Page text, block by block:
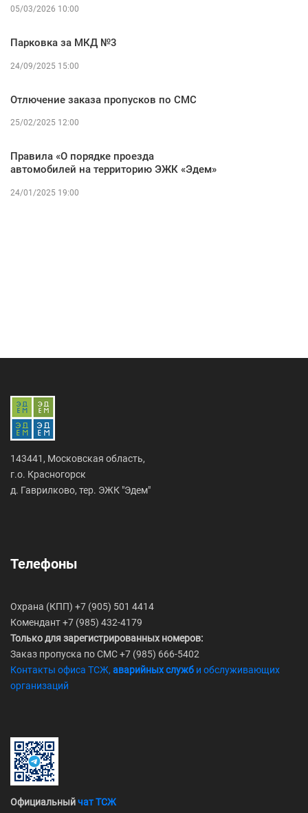
05/03/2026 10:00
Парковка за МКД №3
24/09/2025 15:00
Отлючение заказа пропусков по СМС
25/02/2025 12:00
Правила «О порядке проезда
автомобилей на территорию ЭЖК «Эдем»
24/01/2025 19:00
143441, Московская область,
г.о. Красногорск
д. Гаврилково, тер. ЭЖК "Эдем"
Телефоны
Охрана (КПП) +7 (905) 501 4414
Комендант +7 (985) 432-4179
Только для зарегистрированных номеров:
Заказ пропуска по СМС +7 (985) 666-5402
Контакты офиса ТСЖ, аварийных служб и обслуживающих
организаций
Официальныйчат ТСЖ